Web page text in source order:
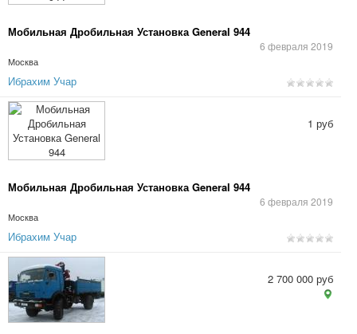
Мобильная Дробильная Установка General 944
6 февраля 2019
Москва
Ибрахим Учар
Мобильная Дробильная Установка General 944
6 февраля 2019
Москва
1 руб
Ибрахим Учар
2 700 000 руб